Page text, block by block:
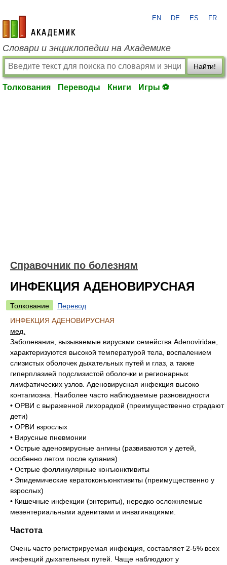
academic.ru
EN DE ES FR
Словари и энциклопедии на Академике
Найти!
Толкования Переводы Книги Игры ⚽
Справочник по болезням
ИНФЕКЦИЯ АДЕНОВИРУСНАЯ
Толкование
Перевод
ИНФЕКЦИЯ АДЕНОВИРУСНАЯ
мед.
Заболевания, вызываемые вирусами семейства Adenoviridae,
характеризуются высокой температурой тела, воспалением
слизистых оболочек дыхательных путей и глаз, а также
гиперплазией подслизистой оболочки и регионарных
лимфатических узлов. Аденовирусная инфекция высоко
контагиозна. Наиболее часто наблюдаемые разновидности
• ОРВИ с выраженной лихорадкой (преимущественно страдают
дети)
• ОРВИ взрослых
• Вирусные пневмонии
• Острые аденовирусные ангины (развиваются у детей,
особенно летом после купания)
• Острые фолликулярные конъюнктивиты
• Эпидемические кератоконъюнктивиты (преимущественно у
взрослых)
• Кишечные инфекции (энтериты), нередко осложняемые
мезентериальными аденитами и инвагинациями.
Частота
Очень часто регистрируемая инфекция, составляет 2-5% всех
инфекций дыхательных путей. Чаще наблюдают у